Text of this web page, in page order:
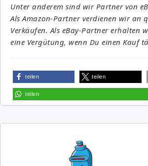
Unter anderem sind wir Partner von
Als Amazon-Partner verdienen wir an
Verkäufen. Als eBay-Partner erhalten
eine Vergütung, wenn Du einen Kauf
teilen teilen
teilen